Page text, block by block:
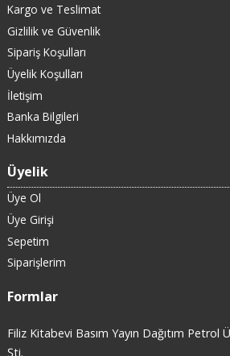
Kargo ve Teslimat
Gizlilik ve Güvenlik
Sipariş Koşulları
Üyelik Koşulları
İletişim
Banka Bilgileri
Hakkımızda
Üyelik
Üye Ol
Üye Girişi
Sepetim
Siparişlerim
Formlar
Filiz Kitabevi Basım Yayın Dağıtım Petrol
Şti.